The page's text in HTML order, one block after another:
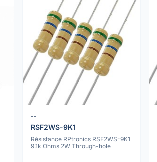
--
RSF2WS-9K1
Résistance RPtronics RSF2WS-9K1
9.1k Ohms 2W Through-hole